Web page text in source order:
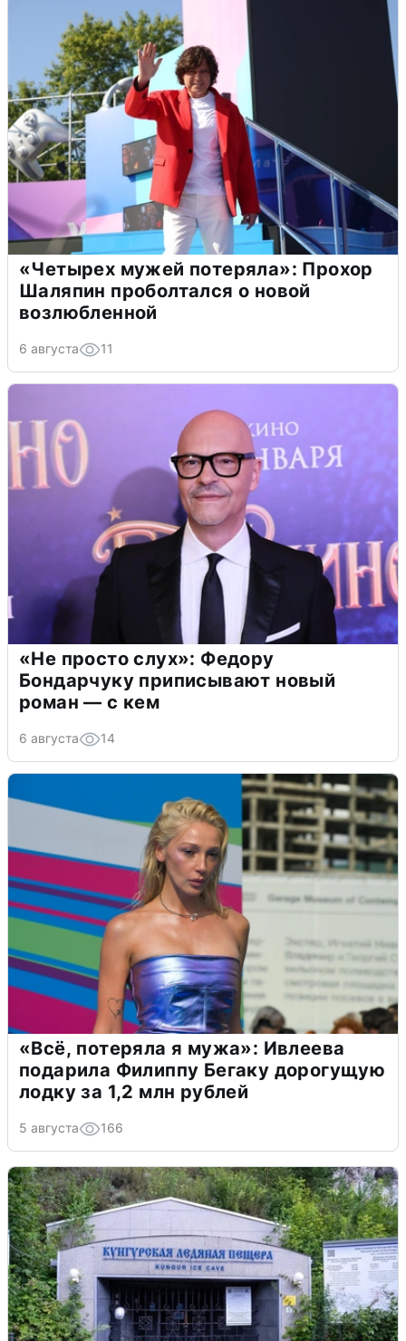
«Четырех мужей потеряла»: Прохор
Шаляпин проболтался о новой
возлюбленной
6 августа 11
«Не просто слух»: Федору
Бондарчуку приписывают новый
роман — с кем
6 августа 14
«Всё, потеряла я мужа»: Ивлеева
подарила Филиппу Бегаку дорогущую
лодку за 1,2 млн рублей
5 августа 166